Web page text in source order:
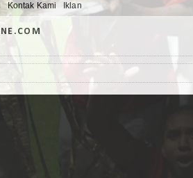
Kontak Kami Iklan